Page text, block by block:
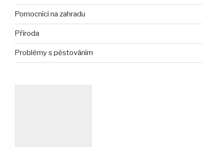
Pomocníci na zahradu
Příroda
Problémy s pěstováním